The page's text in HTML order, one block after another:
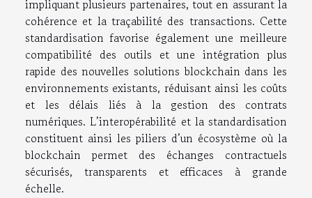
impliquant plusieurs partenaires, tout en assurant la
cohérence et la traçabilité des transactions. Cette
standardisation favorise également une meilleure
compatibilité des outils et une intégration plus
rapide des nouvelles solutions blockchain dans les
environnements existants, réduisant ainsi les coûts
et les délais liés à la gestion des contrats
numériques. L’interopérabilité et la standardisation
constituent ainsi les piliers d’un écosystème où la
blockchain permet des échanges contractuels
sécurisés, transparents et efficaces à grande
échelle.